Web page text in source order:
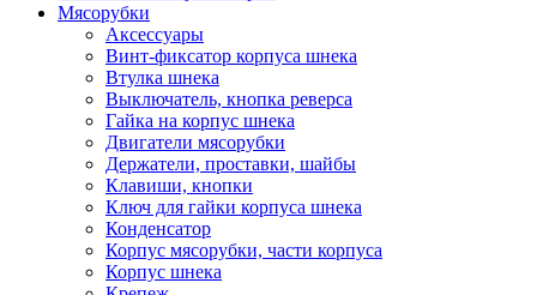
Мясорубки
Аксессуары
Винт-фиксатор корпуса шнека
Втулка шнека
Выключатель, кнопка реверса
Гайка на корпус шнека
Двигатели мясорубки
Держатели, проставки, шайбы
Клавиши, кнопки
Ключ для гайки корпуса шнека
Конденсатор
Корпус мясорубки, части корпуса
Корпус шнека